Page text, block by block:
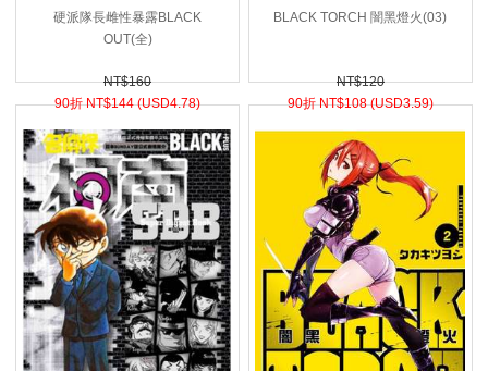
硬派隊長雌性暴露BLACK
OUT(全)
NT$160
90折 NT$144 (USD4.78)
BLACK TORCH 闇黑燈火(03)
NT$120
90折 NT$108 (USD3.59)